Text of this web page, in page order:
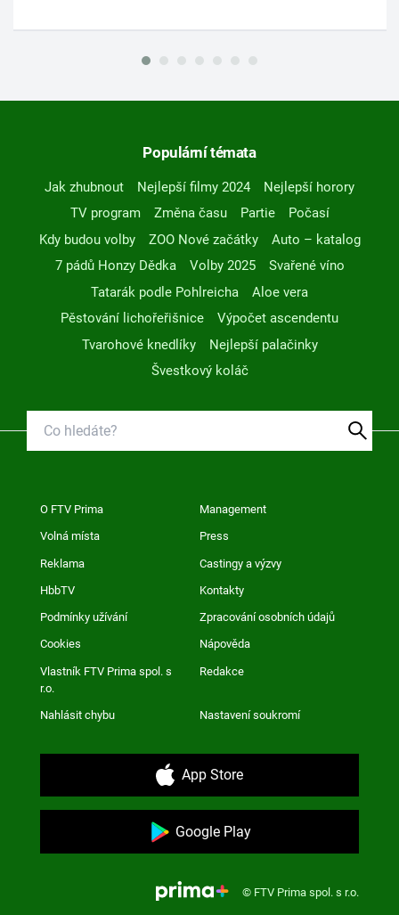
Populární témata
Jak zhubnout Nejlepší filmy 2024
Nejlepší horory
TV program
Změna času Partie
Počasí
Kdy budou volby
ZOO Nové začátky
Auto – katalog
7 pádů Honzy Dědka
Volby 2025
Svařené víno
Tatarák podle Pohlreicha
Aloe vera
Pěstování lichořeřišnice
Výpočet ascendentu
Tvarohové knedlíky
Nejlepší palačinky
Švestkový koláč
O FTV Prima Management
Volná místa Press
Reklama Castingy a výzvy
HbbTV Kontakty
Podmínky užívání Zpracování osobních údajů
Cookies Nápověda
Vlastník FTV Prima spol. s
r.o.
Redakce
Nahlásit chybu Nastavení soukromí
App Store
Google Play
© FTV Prima spol. s r.o.